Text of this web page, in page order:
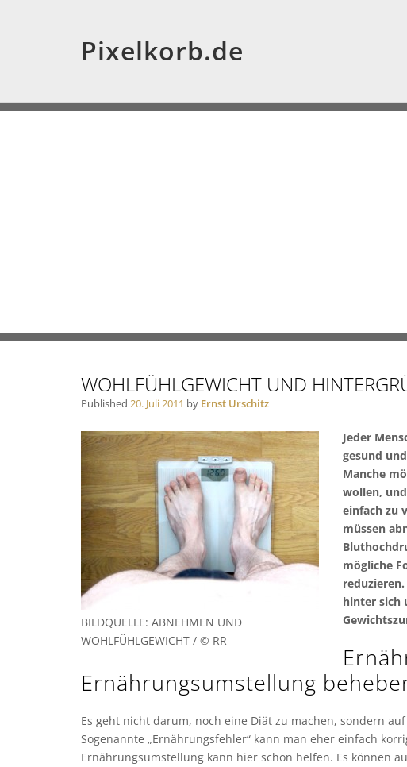
Pixelkorb.de
WOHLFÜHLGEWICHT UND
Published 20. Juli 2011 by Ernst Urschitz
BILDQUELLE: ABNEHMEN UND
WOHLFÜHLGEWICHT / © RR
Jeder
gesund
Manche
wollen,
einfach zu
müssen
mögliche
hinter sich
Ernährungsumstellung
Es geht nicht darum, noch eine Diät zu machen, sondern
Sogenannte „Ernährungsfehler“ kann man eher einfach
Ernährungsumstellung kann hier schon helfen. Es können